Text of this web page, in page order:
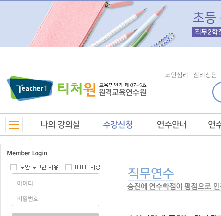
노인심리 심리상담